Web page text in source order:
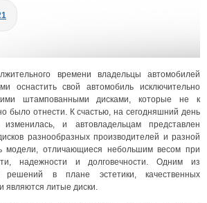
времени владельцы автомобилей
оснастить свой автомобиль исключительно
штампованными дисками, которые не к
было отнести. К счастью, на сегодняшний день
изменилась, и автовладельцам представлен
разнообразных производителей и разной
модели, отличающиеся небольшим весом при
надежности и долговечности. Одним из
решений в плане эстетики, качественных
являются литые диски.